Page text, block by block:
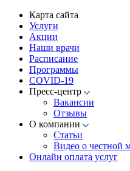
Карта сайта
Услуги
Акции
Наши врачи
Расписание
Программы
COVID-19
Пресс-центр
Вакансии
Отзывы
О компании
Статьи
Видео о честной
Онлайн оплата услуг